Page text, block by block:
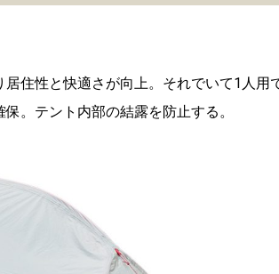
住性と快適さが向上。それでいて1人用
。テント内部の結露を防止する。